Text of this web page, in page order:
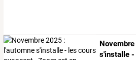
Novembre
s'installe -